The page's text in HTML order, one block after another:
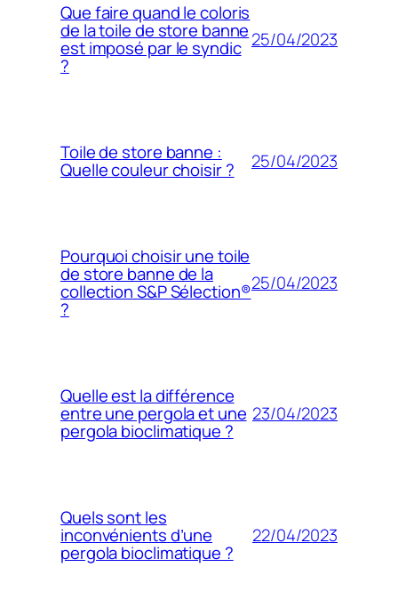
Que faire quand le coloris
de la toile de store banne
est imposé par le syndic
?
25/04/2023
Toile de store banne :
Quelle couleur choisir ? 25/04/2023
Pourquoi choisir une toile
de store banne de la
collection S&P Sélection®
?
25/04/2023
Quelle est la différence
entre une pergola et une
pergola bioclimatique ?
23/04/2023
Quels sont les
inconvénients d’une
pergola bioclimatique ?
22/04/2023